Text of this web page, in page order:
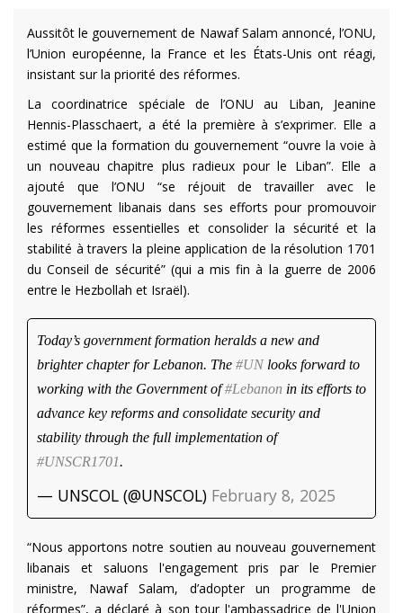
Aussitôt le gouvernement de Nawaf Salam annoncé, l’ONU,
l’Union européenne, la France et les États-Unis ont réagi,
insistant sur la priorité des réformes.
La coordinatrice spéciale de l’ONU au Liban, Jeanine
Hennis-Plasschaert, a été la première à s’exprimer. Elle a
estimé que la formation du gouvernement “ouvre la voie à
un nouveau chapitre plus radieux pour le Liban”. Elle a
ajouté que l’ONU “se réjouit de travailler avec le
gouvernement libanais dans ses efforts pour promouvoir
les réformes essentielles et consolider la sécurité et la
stabilité à travers la pleine application de la résolution 1701
du Conseil de sécurité” (qui a mis fin à la guerre de 2006
entre le Hezbollah et Israël).
Today’s government formation heralds a new and
brighter chapter for Lebanon. The #UN looks forward to
working with the Government of#Lebanon in its efforts to
advance key reforms and consolidate security and
stability through the full implementation of
#UNSCR1701.
— UNSCOL (@UNSCOL) February 8, 2025
“Nous apportons notre soutien au nouveau gouvernement
libanais et saluons l'engagement pris par le Premier
ministre, Nawaf Salam, d’adopter un programme de
réformes”, a déclaré à son tour l'ambassadrice de l'Union